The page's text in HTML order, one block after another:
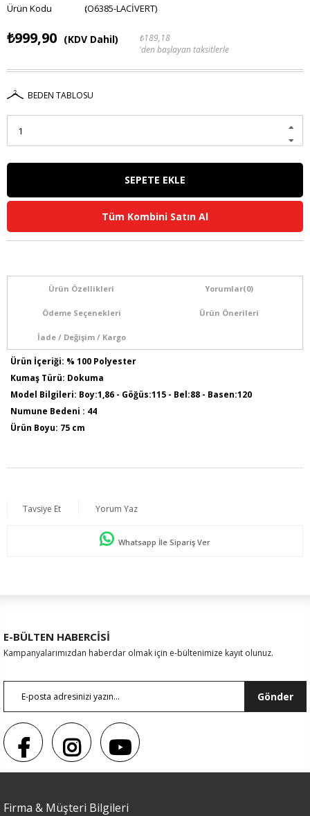
(O6385-LACİVERT)
₺999,90 (KDV Dahil)
₺189,18
'den başlayan taksitlerle
BEDEN TABLOSU
Tüm Kombini Satın Al
Ürün Özellikleri Yorumlar(0)
Ödeme Seçenekleri Ürün Önerileri
İade / Değişim / Kargo
Ürün İçeriği: % 100 Polyester
Kumaş Türü: Dokuma
Model Bilgileri: Boy:1,86 - Göğüs:115 - Bel:88 - Basen:120
Numune Bedeni : 44
Ürün Boyu: 75 cm
Tavsiye Et Yorum Yaz
Whatsapp İle Sipariş Ver
E-BÜLTEN HABERCİSİ
Kampanyalarımızdan haberdar olmak için e-bültenimize kayıt olunuz.
Gönder
Firma & Müşteri Bilgileri